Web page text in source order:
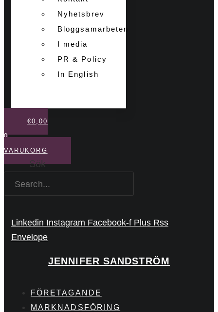
Nyhetsbrev
Bloggsamarbeten
I media
PR & Policy
In English
€0,00
0
VARUKORG
Sök
Linkedin Instagram Facebook-f Plus Rss
Envelope
JENNIFER SANDSTRÖM
FÖRETAGANDE
MARKNADSFÖRING